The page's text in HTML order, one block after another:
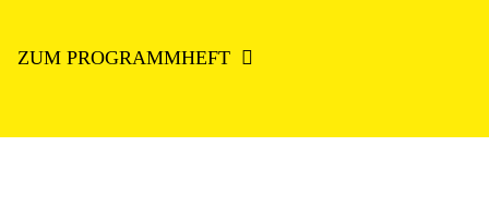
ZUM PROGRAMMHEFT